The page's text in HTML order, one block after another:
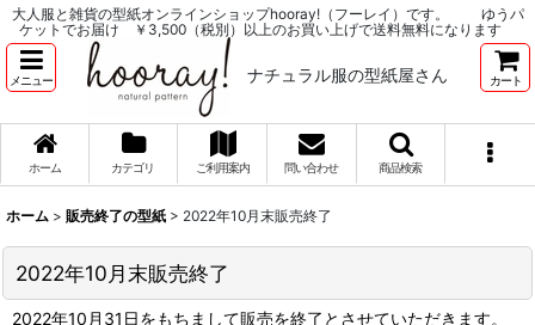
大人服と雑貨の型紙オンラインショップhooray!（フーレイ）です。 ゆうパ
ケットでお届け ￥3,500（税別）以上のお買い上げで送料無料になります
メニュー ナチュラル服の型紙屋さん カート
ホーム カテゴリ ご利用案内 問い合わせ 商品検索
ホーム > 販売終了の型紙 > 2022年10月末販売終了
2022年10月末販売終了
2022年10月31日をもちまして販売を終了とさせていただきます。